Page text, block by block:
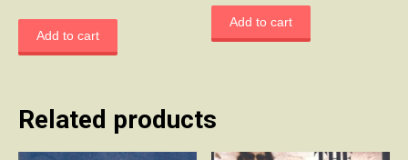
Add to cart
Add to cart
Related products